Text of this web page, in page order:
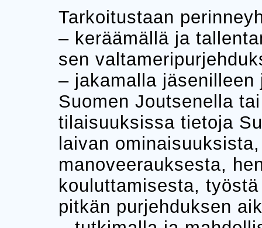
Tarkoitustaan
– keräämällä ja
sen
– jakamalla
Suomen Joutsenella
tilaisuuksissa tietoja
laivan
manoveerauksesta,
kouluttamisesta,
pitkän purjehduksen